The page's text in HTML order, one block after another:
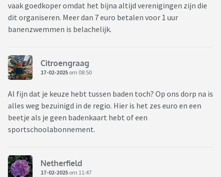
vaak goedkoper omdat het bijna altijd verenigingen zijn die
dit organiseren. Meer dan 7 euro betalen voor 1 uur
banenzwemmen is belachelijk.
Citroengraag
17-02-2025 om 08:50
Al fijn dat je keuze hebt tussen baden toch? Op ons dorp na is
alles weg bezuinigd in de regio. Hier is het zes euro en een
beetje als je geen badenkaart hebt of een
sportschoolabonnement.
Netherfield
17-02-2025 om 11:47